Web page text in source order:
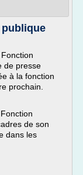
publique
de presse
à la fonction
prochain.
de son
dans les